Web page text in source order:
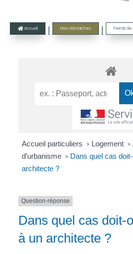
 Accueil | Mes démarches | Permis de
Accueil particuliers > Logement >
d'urbanisme > Dans quel cas
architecte ?
Question-réponse
Dans quel cas doit-
à un architecte ?